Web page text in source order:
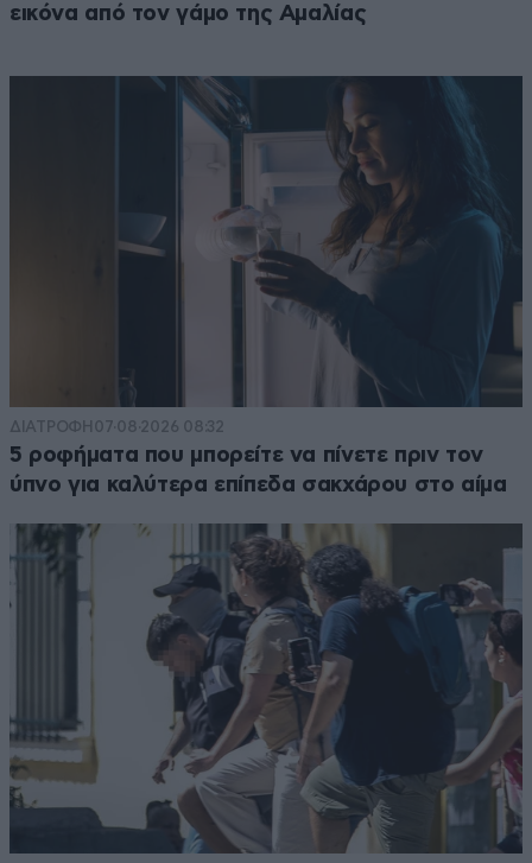
εικόνα από τον γάμο της Αμαλίας
ΔΙΑΤΡΟΦΗ 07·08·2026 08:32
5 ροφήματα που μπορείτε να πίνετε πριν τον
ύπνο για καλύτερα επίπεδα σακχάρου στο αίμα